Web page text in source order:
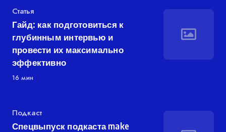
Категория
Статья
Гайд: как подготовиться к
глубинным интервью и
провести их максимально
эффективно
16 мин
Категория
Подкаст
Спецвыпуск подкаста make